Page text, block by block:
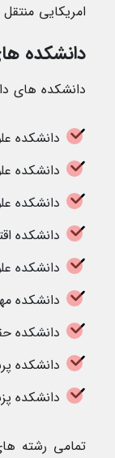
امریکایی
دانشکده
دانشکده های
دانشکده
دانشکده
دانشکده
دانشکده
دانشکده
دانشکده
دانشکده
دانشکده
دانشکده
تمامی رشته